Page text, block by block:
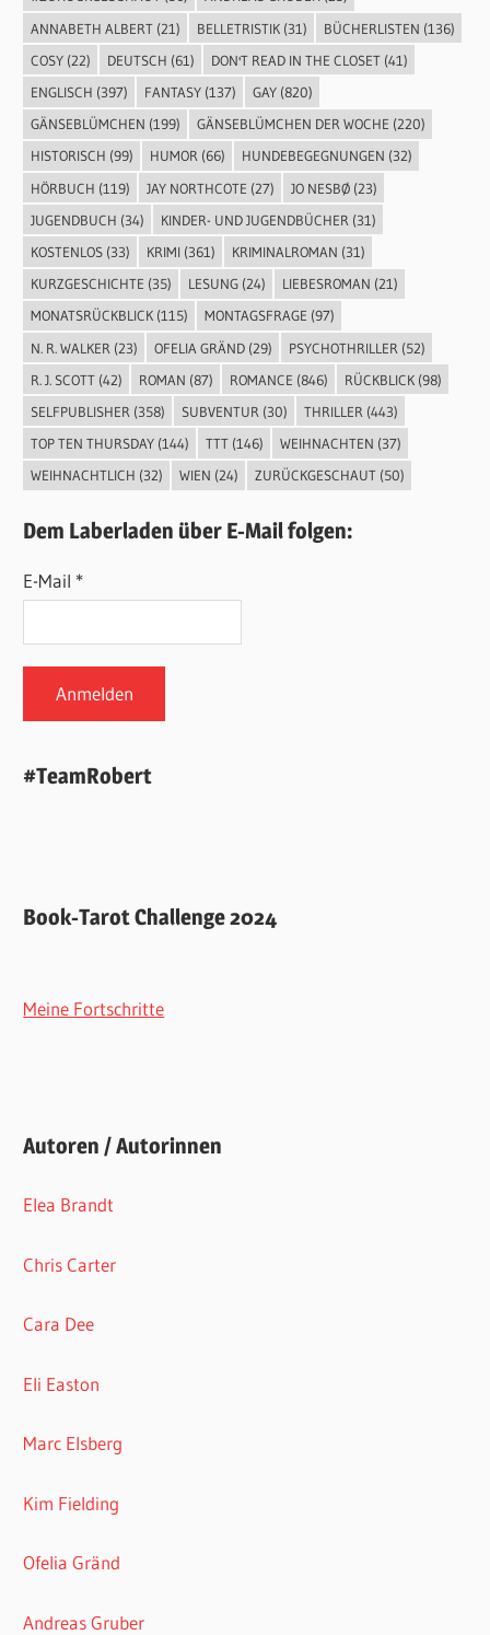
ANNABETH ALBERT(21) BELLETRISTIK(31) BÜCHERLISTEN (136)
COSY(22) DEUTSCH (61) DON'T READ IN THE CLOSET(41)
ENGLISCH (397) FANTASY(137) GAY(820)
GÄNSEBLÜMCHEN (199) GÄNSEBLÜMCHEN DER WOCHE (220)
HISTORISCH (99) HUMOR(66) HUNDEBEGEGNUNGEN (32)
HÖRBUCH (119) JAY NORTHCOTE (27) JO NESBØ(23)
JUGENDBUCH (34) KINDER- UND JUGENDBÜCHER (31)
KOSTENLOS(33) KRIMI(361) KRIMINALROMAN (31)
KURZGESCHICHTE (35) LESUNG(24) LIEBESROMAN (21)
MONATSRÜCKBLICK(115) MONTAGSFRAGE (97)
N. R. WALKER (23) OFELIA GRÄND(29) PSYCHOTHRILLER (52)
R. J. SCOTT(42) ROMAN (87) ROMANCE (846) RÜCKBLICK(98)
SELFPUBLISHER (358) SUBVENTUR (30) THRILLER (443)
TOP TEN THURSDAY(144) TTT(146) WEIHNACHTEN (37)
WEIHNACHTLICH (32) WIEN (24) ZURÜCKGESCHAUT(50)
Dem Laberladen über E-Mail folgen:
E-Mail *
#TeamRobert
Book-Tarot Challenge 2024
Meine Fortschritte
Autoren / Autorinnen
Elea Brandt
Chris Carter
Cara Dee
Eli Easton
Marc Elsberg
Kim Fielding
Ofelia Gränd
Andreas Gruber